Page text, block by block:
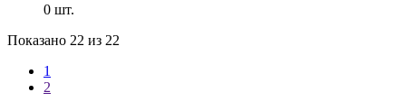
0 шт.
Показано 22 из 22
1
2